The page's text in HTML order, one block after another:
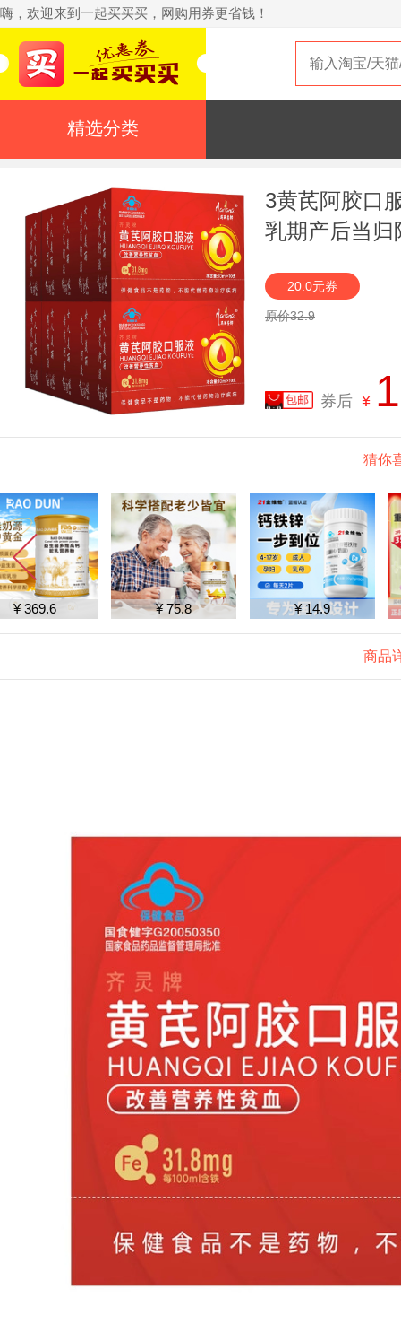
嗨，欢迎来到一起买买买，网购用券更省钱！
精选分类
3黄芪阿胶口
乳期产后当归
20.0元券
原价32.9
券后 ¥
猜你
¥ 75.8 ¥ 14.9 ¥ 126.98
商品